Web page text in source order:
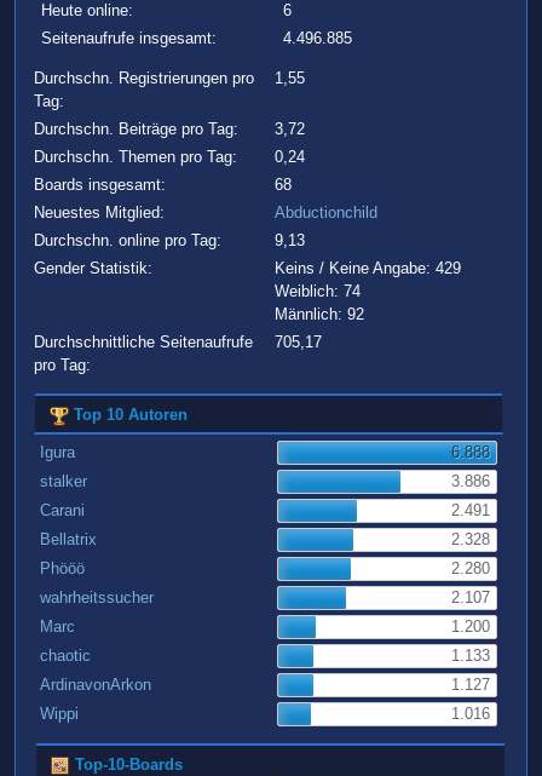
Heute online:
6
Seitenaufrufe insgesamt:
4.496.885
Durchschn. Registrierungen pro
Tag:
1,55
Durchschn. Beiträge pro Tag:
3,72
Durchschn. Themen pro Tag:
0,24
Boards insgesamt:
68
Neuestes Mitglied:
Abductionchild
Durchschn. online pro Tag:
9,13
Gender Statistik:
Keins / Keine Angabe: 429
Weiblich: 74
Männlich: 92
Durchschnittliche Seitenaufrufe
pro Tag:
705,17
Top 10 Autoren
Igura
6.888
stalker
3.886
Carani
2.491
Bellatrix
2.328
Phööö
2.280
wahrheitssucher
2.107
Marc
1.200
chaotic
1.133
ArdinavonArkon
1.127
Wippi
1.016
Top-10-Boards